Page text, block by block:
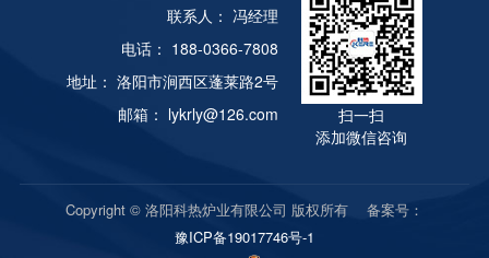
FULLY AUTOMATIC CONTROL, FAST TEMPERATURE
ENERGY SAVING
联系人： 冯经理
电话： 188-0366-7808
地址： 洛阳市涧西区蓬莱路2号
邮箱： lykrly@126.com
扫一扫
添加微信咨询
Copyright © 洛阳科热炉业有限公司 版权所有 备案号：
豫ICP备19017746号-1